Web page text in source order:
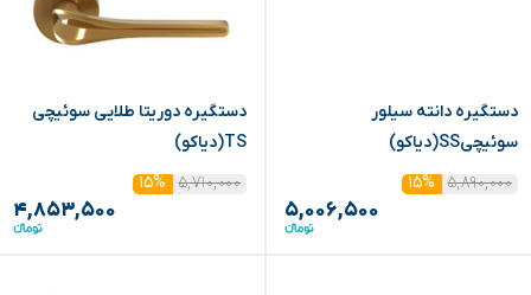
دستگیره دانته سیلور
سوئیچیSS(دیاکو)
۵,۸۹۰,۰۰۰
۱۵%
۵,۰۰۶,۵۰۰
دستگیره دوریتا طلایی سوئیچی
TS(دیاکو)
۵,۷۱۰,۰۰۰
۱۵%
۴,۸۵۳,۵۰۰